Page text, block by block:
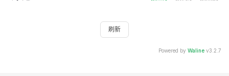
刷新
Powered by Waline v3.2.7